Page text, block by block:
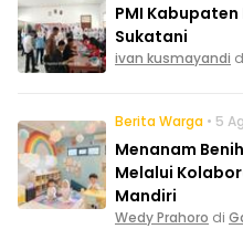
PMI Kabupaten
Sukatani
ivan kusmayandi
Berita Warga • 5
Menanam
Melalui
Mandiri
Wedy Prahoro di